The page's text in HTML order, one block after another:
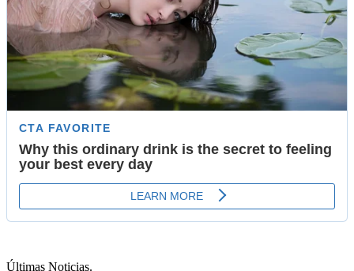
Últimas Noticias.